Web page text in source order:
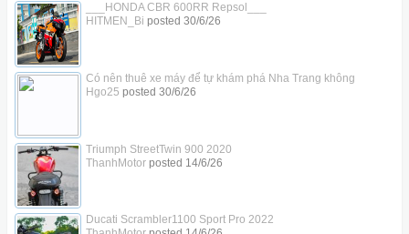
___HONDA CBR 600RR Repsol___
HITMEN_Bi posted 30/6/26
Có nên thuê xe máy để tự khám phá Nha Trang không
Hgo25 posted 30/6/26
Triumph StreetTwin 900 2020
ThanhMotorposted 14/6/26
Ducati Scrambler1100 Sport Pro 2022